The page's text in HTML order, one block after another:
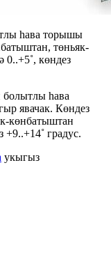
һава торышы
төньяк-
0..+5˚, көндез
болытлы һава
явачак. Көндез
көнбатыштан
+9..+14˚ градус.
укыгыз